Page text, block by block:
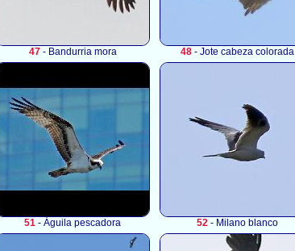
47- Bandurria mora 48- Jote cabeza colorada
51 - Águila pescadora 52- Milano blanco